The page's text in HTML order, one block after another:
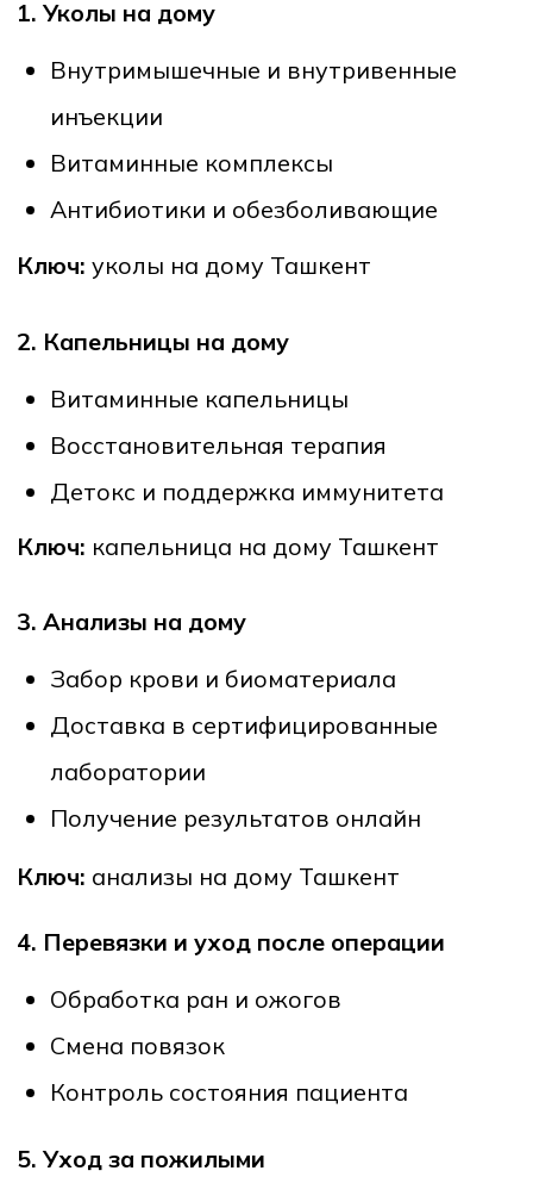
медсестры на дому в Ташкенте
вызова и расстояния, но в среднем:
Уколы на дому:от 60,000 – 100,000 сум
150,000 сум
Забор анализов:от 70,000 – 120,000
исследований)
Ключ:сиделка Ташкент / частная
Обработка ран и ожогов
Смена повязок
Контроль состояния пациента
Проведение инъекций и капельниц
Поддержка и помощь в быту
Послеродовой уход за мамой
Получение результатов онлайн